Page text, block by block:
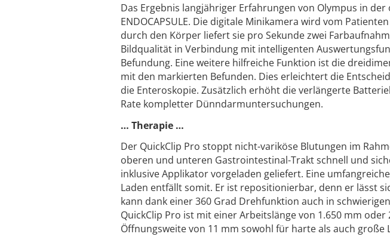
Das Ergebnis langjähriger Erfahrungen von Olympus in
ENDOCAPSULE. Die digitale Minikamera wird vom
durch den Körper liefert sie pro Sekunde zwei
Bildqualität in Verbindung mit intelligenten
Befundung. Eine weitere hilfreiche Funktion ist die
mit den markierten Befunden. Dies erleichtert die
die Enteroskopie. Zusätzlich erhöht die verlängerte
Rate kompletter Dünndarmuntersuchungen.
… Therapie …
Der QuickClip Pro stoppt nicht-variköse Blutungen im
oberen und unteren Gastrointestinal-Trakt schnell und
inklusive Applikator vorgeladen geliefert. Eine
Laden entfällt somit. Er ist repositionierbar, denn er lässt
kann dank einer 360 Grad Drehfunktion auch in
QuickClip Pro ist mit einer Arbeitslänge von 1.650 mm
Öffnungsweite von 11 mm sowohl für harte als auch große